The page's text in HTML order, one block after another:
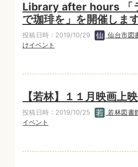
Library after hours 「
で珈琲を」を開催します
投稿日時 : 2019/10/29 仙台市図
けイベント
【若林】１１月映画上
投稿日時 : 2019/10/25 若林図書
イベント